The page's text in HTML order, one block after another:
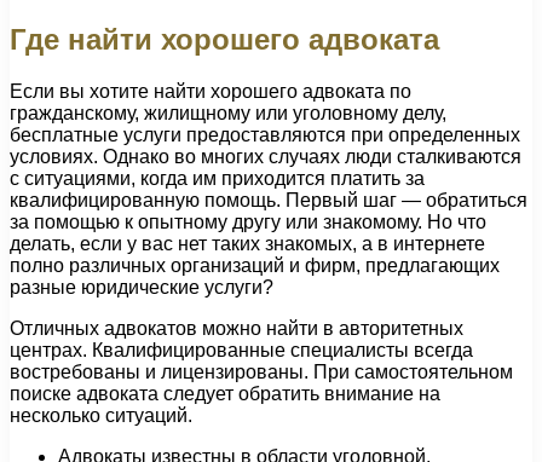
Где найти хорошего адвоката
Если вы хотите найти хорошего адвоката по
гражданскому, жилищному или уголовному делу,
бесплатные услуги предоставляются при определенных
условиях. Однако во многих случаях люди сталкиваются
с ситуациями, когда им приходится платить за
квалифицированную помощь. Первый шаг — обратиться
за помощью к опытному другу или знакомому. Но что
делать, если у вас нет таких знакомых, а в интернете
полно различных организаций и фирм, предлагающих
разные юридические услуги?
Отличных адвокатов можно найти в авторитетных
центрах. Квалифицированные специалисты всегда
востребованы и лицензированы. При самостоятельном
поиске адвоката следует обратить внимание на
несколько ситуаций.
Адвокаты известны в области уголовной,